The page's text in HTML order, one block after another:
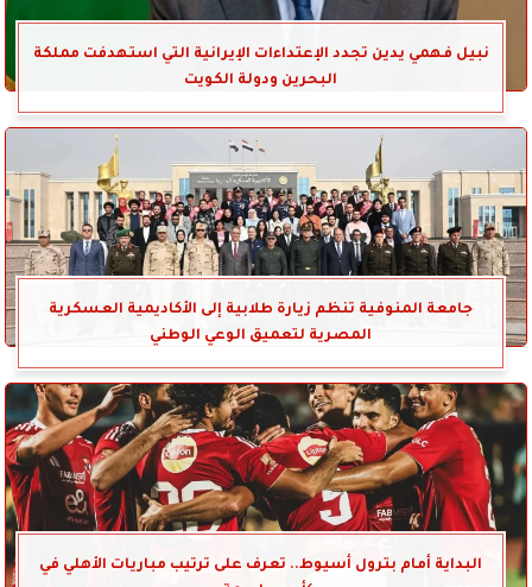
نبيل فهمي يدين تجدد الإعتداءات الإيرانية التي استهدفت مملكة
البحرين ودولة الكويت
جامعة المنوفية تنظم زيارة طلابية إلى الأكاديمية العسكرية
المصرية لتعميق الوعي الوطني
البداية أمام بترول أسيوط.. تعرف على ترتيب مباريات الأهلي في